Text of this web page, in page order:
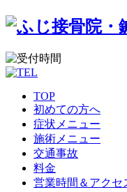
TOP
初めての方へ
症状メニュー
施術メニュー
交通事故
料金
営業時間＆アクセ